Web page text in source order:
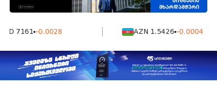
7161 -0.0028 AZN 1.5426 -0.0004